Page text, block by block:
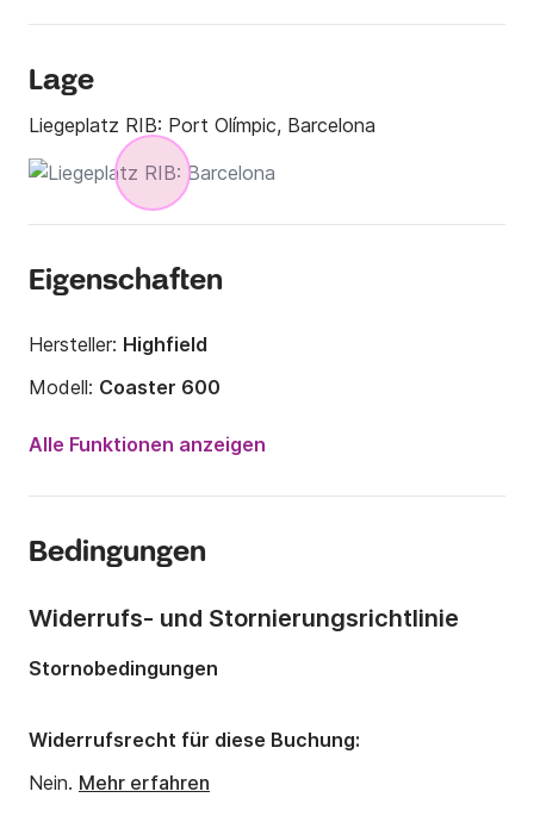
Lage
Liegeplatz RIB: Port Olímpic, Barcelona
Eigenschaften
Hersteller: Highfield
Modell: Coaster 600
Motorleistung:
Anzahl Plätze an Bord:
Alle Funktionen anzeigen
Bedingungen
Widerrufs- und Stornierungsrichtlinie
Stornobedingungen
Widerrufsrecht für diese Buchung:
Nein. Mehr erfahren